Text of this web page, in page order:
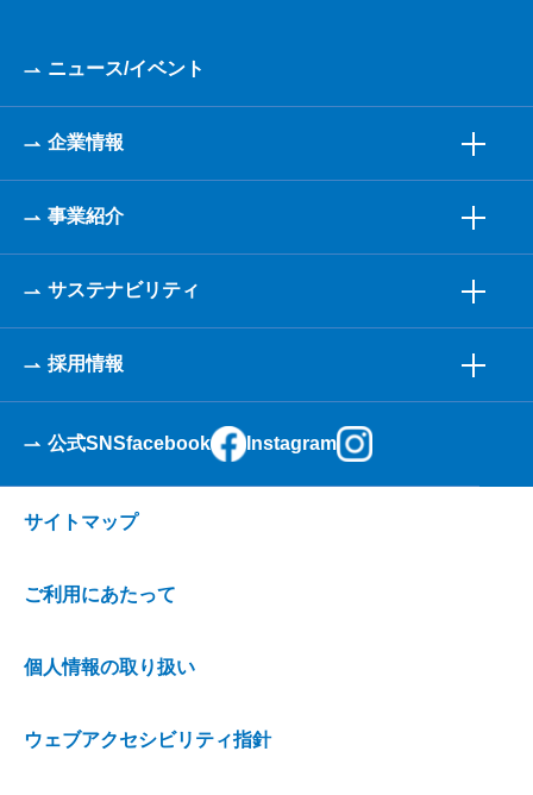
ニュース/イベント
企業情報
事業紹介
サステナビリティ
採用情報
公式SNSfacebook Instagram
サイトマップ
ご利用にあたって
個人情報の取り扱い
ウェブアクセシビリティ指針